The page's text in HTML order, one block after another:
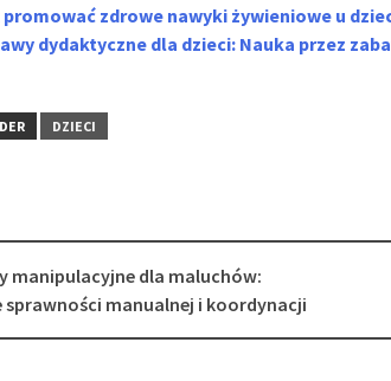
promować zdrowe nawyki żywieniowe u
dydaktyczne dla dzieci: Nauka przez
DZIECI
manipulacyjne dla maluchów:
sprawności manualnej i koordynacji